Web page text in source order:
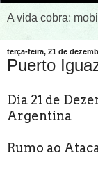
A vida cobra:
terça-feira, 21 de
Puerto
Dia 21 de
Argentina
Rumo ao